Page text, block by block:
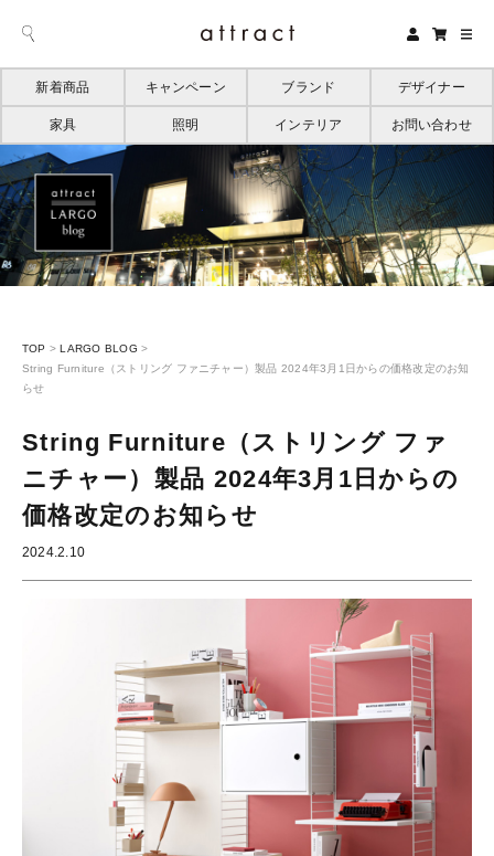
新着商品 キャンペーン ブランド デザイナー
家具 照明 インテリア お問い合わせ
TOP > LARGO BLOG >
String Furniture（ストリング ファニチャー）製品 2024年3月1日からの価格改定のお知
らせ
String Furniture（ストリング ファ
ニチャー）製品 2024年3月1日からの
価格改定のお知らせ
2024.2.10